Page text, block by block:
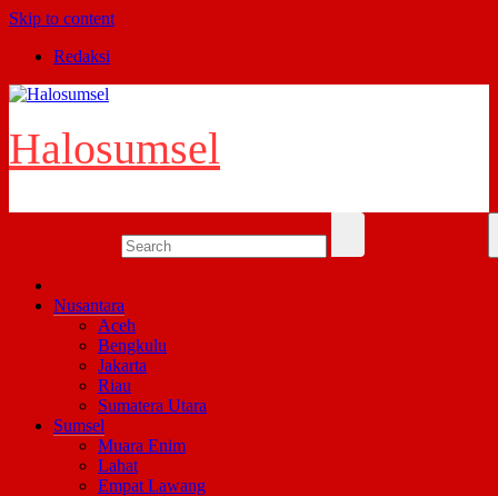
Skip to content
Redaksi
Halosumsel
Nusantara
Aceh
Bengkulu
Jakarta
Riau
Sumatera Utara
Sumsel
Muara Enim
Lahat
Empat Lawang